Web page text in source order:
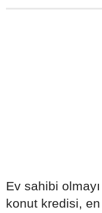
Ev sahibi
konut kredisi,